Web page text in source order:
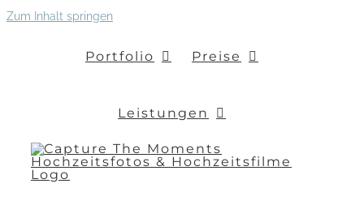
Zum Inhalt springen
Portfolio Preise
Leistungen